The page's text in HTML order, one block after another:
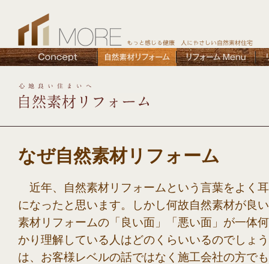
なぜ自然素材リフォーム
近年、自然素材リフォームという言葉をよく
になったと思います。しかし何故自然素材が良
素材リフォームの「良い面」「悪い面」が一体
かり理解している人はどのくらいいるのでしょ
は、お客様レベルの話ではなく施工会社の方で